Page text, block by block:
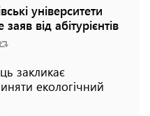
університети
від абітурієнтів
закликає
екологічний